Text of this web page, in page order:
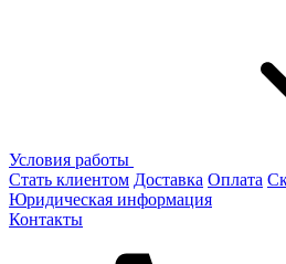
Условия работы
Стать клиентом Доставка Оплата
Юридическая информация
Контакты